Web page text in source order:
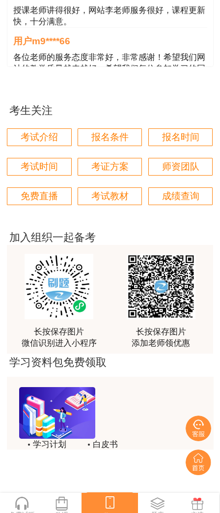
授课老师讲得很好，网站李老师服务很好，课程更新
快，十分满意。
用户m9****66
各位老师的服务态度非常好，非常感谢！希望我们网
站的教学质量越来越好，希望我们每位参加学习的同
用户m9****66
对本次课程购买的老师的服务态度非常满意。希望我
们网站教学质量越来越高。祝大家都取得满意的结
用户m5****66
3位老师，讲的都非常的好
用户m5****66
用户m9****88
建设工程教育网很给力，课程逻辑清晰，老师讲解通
俗易懂，重点突出，模拟题质量高，押题卷压中的知
识点很多，尤其是实务简答题秘籍压中将近70%的小
问，让小白学员也能一次过四门，十分给力，值得推
荐[强][强]
感谢教育网的多年支持与培养。
用户m9****66
用户m9****66
老师讲课认真负责，要点突出；我考试通过了。
用户ch****15
达老师的课程讲的非常好
用户s****02
考生关注
考试介绍 报名条件 报名时间
考试时间 考证方案 师资团队
免费直播 考试教材 成绩查询
加入组织一起备考
长按保存图片
微信识别进入小程序
长按保存图片
添加老师领优惠
学习资料包免费领取
学习计划
白皮书